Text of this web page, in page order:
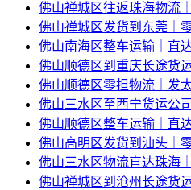
佛山禅城区往返珠海物流
佛山禅城区发货到东莞｜
佛山南海区整车运输｜直
佛山顺德区到重庆长途货
佛山顺德区零担物流｜发
佛山三水区至西宁货运公
佛山顺德区整车运输｜直
佛山高明区发货到汕头｜
佛山三水区物流直达珠海
佛山禅城区到沧州长途货